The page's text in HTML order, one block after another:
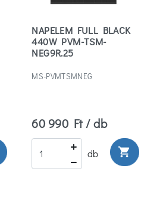
NAPELEM FULL BLACK
440W PVM-TSM-
NEG9R.25
MS-PVMTSMNEG
60 990 Ft / db
db shopping_cart